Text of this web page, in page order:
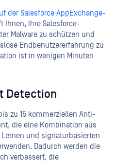
der Salesforce AppExchange-
Ihnen, Ihre Salesforce-
Malware zu schützen und
Endbenutzererfahrung zu
ist in wenigen Minuten
Detection
zu 15 kommerziellen Anti-
die eine Kombination aus
und signaturbasierten
Dadurch werden die
verbessert, die